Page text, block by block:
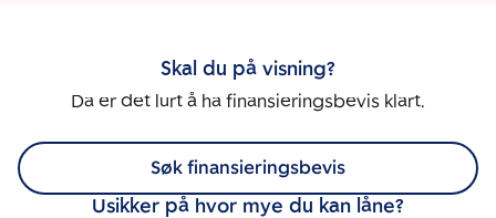
Skal du på visning?
Da er det lurt å ha finansieringsbevis klart.
Søk finansieringsbevis
Usikker på hvor mye du kan låne?